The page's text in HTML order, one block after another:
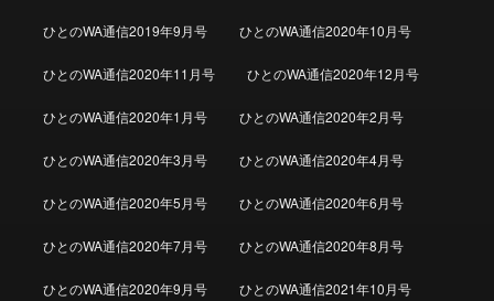
ひとのWA通信2019年9月号 ひとのWA通信2020年10月号
ひとのWA通信2020年11月号 ひとのWA通信2020年12月号
ひとのWA通信2020年1月号 ひとのWA通信2020年2月号
ひとのWA通信2020年3月号 ひとのWA通信2020年4月号
ひとのWA通信2020年5月号 ひとのWA通信2020年6月号
ひとのWA通信2020年7月号 ひとのWA通信2020年8月号
ひとのWA通信2020年9月号 ひとのWA通信2021年10月号